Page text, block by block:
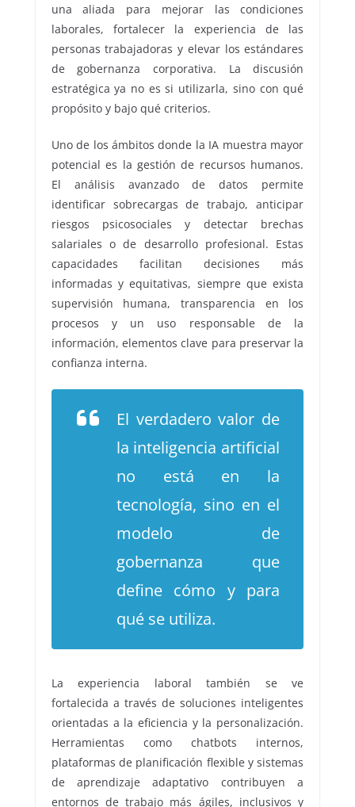
una aliada para mejorar las condiciones
laborales, fortalecer la experiencia de las
personas trabajadoras y elevar los estándares
de gobernanza corporativa. La discusión
estratégica ya no es si utilizarla, sino con qué
propósito y bajo qué criterios.
Uno de los ámbitos donde la IA muestra mayor
potencial es la gestión de recursos humanos.
El análisis avanzado de datos permite
identificar sobrecargas de trabajo, anticipar
riesgos psicosociales y detectar brechas
salariales o de desarrollo profesional. Estas
capacidades facilitan decisiones más
informadas y equitativas, siempre que exista
supervisión humana, transparencia en los
procesos y un uso responsable de la
información, elementos clave para preservar la
confianza interna.
El verdadero valor de
la inteligencia artificial
no está en la
tecnología, sino en el
modelo de
gobernanza que
define cómo y para
qué se utiliza.
La experiencia laboral también se ve
fortalecida a través de soluciones inteligentes
orientadas a la eficiencia y la personalización.
Herramientas como chatbots internos,
plataformas de planificación flexible y sistemas
de aprendizaje adaptativo contribuyen a
entornos de trabajo más ágiles, inclusivos y